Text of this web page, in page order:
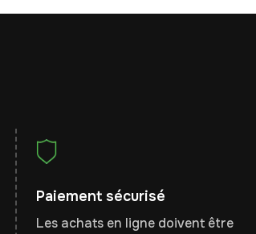
Paiement sécurisé
Les achats en ligne doivent être